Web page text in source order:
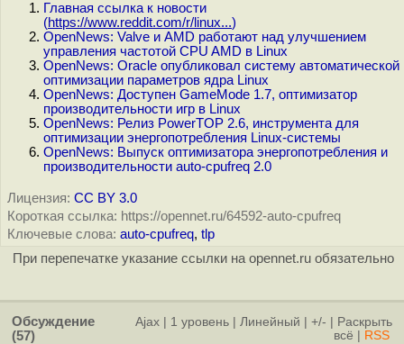
Главная ссылка к новости
(https://www.reddit.com/r/linux...)
OpenNews: Valve и AMD работают над улучшением
управления частотой CPU AMD в Linux
OpenNews: Oracle опубликовал систему автоматической
оптимизации параметров ядра Linux
OpenNews: Доступен GameMode 1.7, оптимизатор
производительности игр в Linux
OpenNews: Релиз PowerTOP 2.6, инструмента для
оптимизации энергопотребления Linux-системы
OpenNews: Выпуск оптимизатора энергопотребления и
производительности auto-cpufreq 2.0
Лицензия: CC BY 3.0
Короткая ссылка: https://opennet.ru/64592-auto-cpufreq
Ключевые слова: auto-cpufreq, tlp
При перепечатке указание ссылки на opennet.ru обязательно
Обсуждение
(57)
Ajax 1 уровень Линейный +/-
Раскрыть
всё
RSS